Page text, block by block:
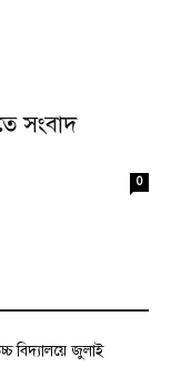
সংবাদ
0
বিদ্যালয়ে জুলাই